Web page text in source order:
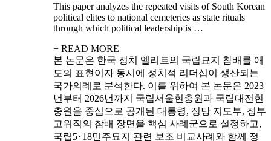
This paper analyzes the repeated visits of South Korean
political elites to national cemeteries as state rituals
through which political leadership is …
+ READ MORE
본 논문은 한국 정치 엘리트의 국립묘지 참배를 애
도의 표현이자 동시에 정치적 리더십이 생산되는
국가의례로 분석한다. 이를 위하여 본 논문은 2023
년부터 2026년까지 국립서울현충원과 국립대전현
충원을 중심으로 공개된 대통령, 정당 지도부, 정부
고위직의 참배 장면을 핵심 사례군으로 설정하고,
국립5･18민주묘지 관련 보조 비교사례와 함께 정